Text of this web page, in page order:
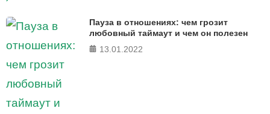
Пауза в отношениях: чем грозит
любовный таймаут и чем он полезен
13.01.2022